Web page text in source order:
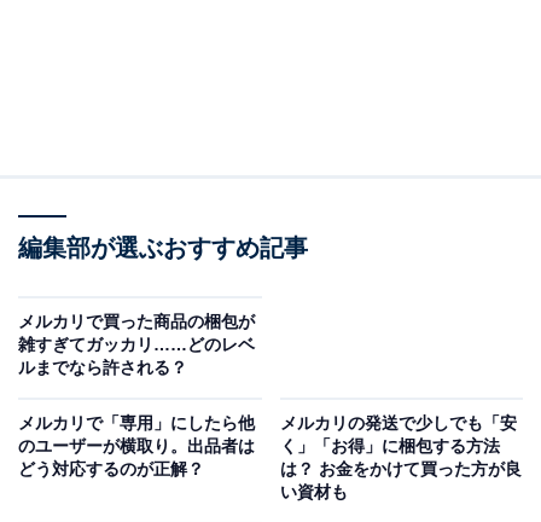
出品したらビニールの袋に入れて汚れを防止する
出品した時の状態を保つには、汚れに注意しましょう。
あるからです。汚れから商品を守るために、筆者はすぐ
に半透明のビニール袋に入れるようにしています。どの
発送時にもそのまま使えますから、無駄にはなりませ
ん。
編集部が選ぶおすすめ記事
メルカリで買った商品の梱包が
雑すぎてガッカリ……どのレベ
ルまでなら許される？
メルカリで「専用」にしたら他
のユーザーが横取り。出品者は
どう対応するのが正解？
メルカリの発送で少しでも「安
く」「お得」に梱包する方法
は？ お金をかけて買った方が良
い資材も